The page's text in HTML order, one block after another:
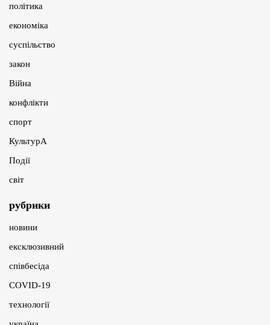
політика
економіка
суспільство
закон
Війна
конфлікти
спорт
КультурА
Події
світ
рубрики
новини
ексклюзивний
співбесіда
COVID-19
технології